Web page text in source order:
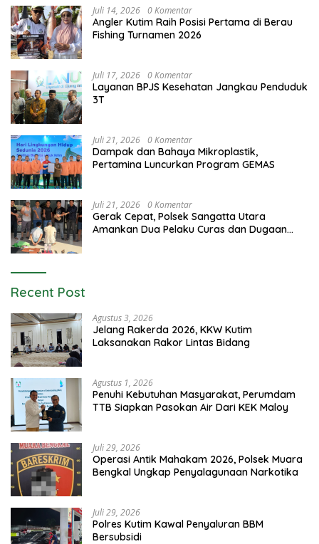
Juli 14, 2026 0 Komentar
Angler Kutim Raih Posisi Pertama di Berau
Fishing Turnamen 2026
Juli 17, 2026 0 Komentar
Layanan BPJS Kesehatan Jangkau Penduduk
3T
Juli 21, 2026 0 Komentar
Dampak dan Bahaya Mikroplastik,
Pertamina Luncurkan Program GEMAS
Juli 21, 2026 0 Komentar
Gerak Cepat, Polsek Sangatta Utara
Amankan Dua Pelaku Curas dan Dugaan
Recent Post
Agustus 3, 2026
Jelang Rakerda 2026, KKW Kutim
Laksanakan Rakor Lintas Bidang
Agustus 1, 2026
Penuhi Kebutuhan Masyarakat, Perumdam
TTB Siapkan Pasokan Air Dari KEK Maloy
Juli 29, 2026
Operasi Antik Mahakam 2026, Polsek Muara
Bengkal Ungkap Penyalagunaan Narkotika
Juli 29, 2026
Polres Kutim Kawal Penyaluran BBM
Bersubsidi